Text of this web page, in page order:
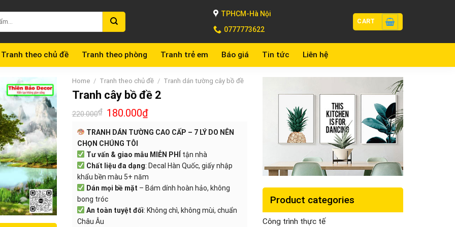
TPHCM-Hà Nội
0777773622
CART
Tranh theo chủ đề Tranh theo phòng Tranh trẻ em Báo giá Tin tức Liên hệ
Home / Tranh theo chủ đề / Tranh dán tường cây bồ đề
Tranh cây bồ đề 2
220.000₫ 180.000₫
TRANH DÁN TƯỜNG CAO CẤP – 7 LÝ DO NÊN
CHỌN CHÚNG TÔI
Tư vấn & giao mẫu MIỄN PHÍ
tận nhà
Chất liệu đa dạng: Decal Hàn Quốc, giấy nhập
khẩu bền màu 5+ năm
Dán mọi bề mặt – Bám dính hoàn hảo, không
bong tróc
An toàn tuyệt đối: Không chì, không mùi, chuẩn
Châu Âu
Product categories
Công trình thực tế